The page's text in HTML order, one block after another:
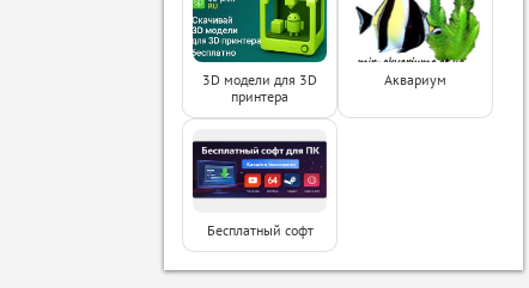
3D модели для 3D
принтера
Аквариум
Бесплатный софт